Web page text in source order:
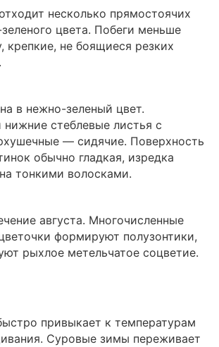
несколько прямостоячих
цвета. Побеги меньше
крепкие, не боящиеся резких
в нежно-зеленый цвет.
стеблевые листья с
— сидячие. Поверхность
обычно гладкая, изредка
тонкими волосками.
августа. Многочисленные
формируют полузонтики,
рыхлое метельчатое соцветие.
привыкает к температурам
Суровые зимы переживает